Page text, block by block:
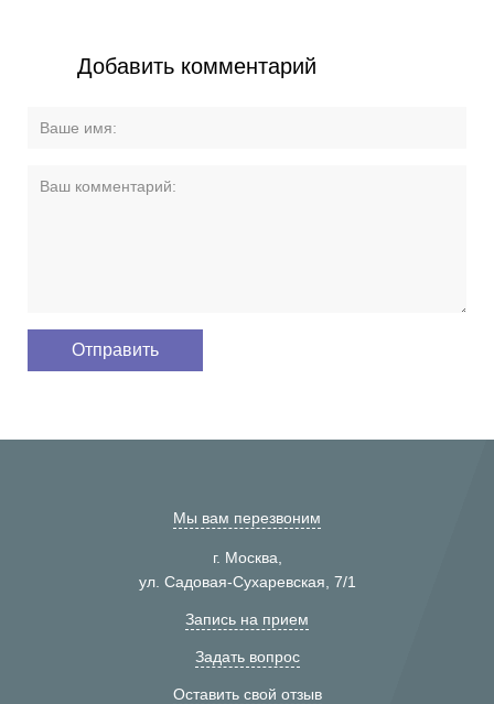
Добавить комментарий
Мы вам перезвоним
г. Москва,
ул. Садовая-Сухаревская, 7/1
Запись на прием
Задать вопрос
Оставить свой отзыв